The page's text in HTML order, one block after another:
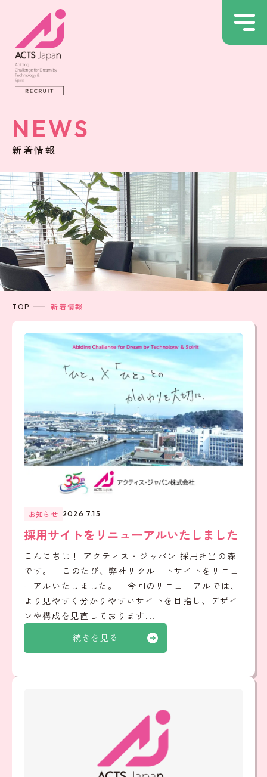
NEWS
新着情報
TOP 新着情報
続きを見る
お知らせ 2026.7.15
採用サイトをリニューアルいたしました
こんにちは！ アクティス・ジャパン 採用担当の森
です。 このたび、弊社リクルートサイトをリニュ
ーアルいたしました。 今回のリニューアルでは、
より見やすく分かりやすいサイトを目指し、デザイ
ンや構成を見直しております...